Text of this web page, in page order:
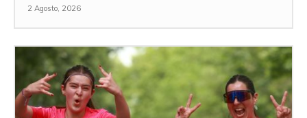
2 Agosto, 2026